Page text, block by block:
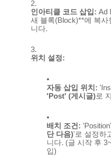
인아티클 코드 삽입: Ad
새 블록(Block)**에 복
니다.
위치 설정:
자동 삽입 위치:
'Post' (게시글)로
배치 조건:
단 다음)'로 설정하
니다. (글 시작 후
입)